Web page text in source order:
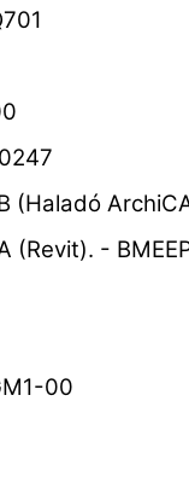
(Revit). -
00​